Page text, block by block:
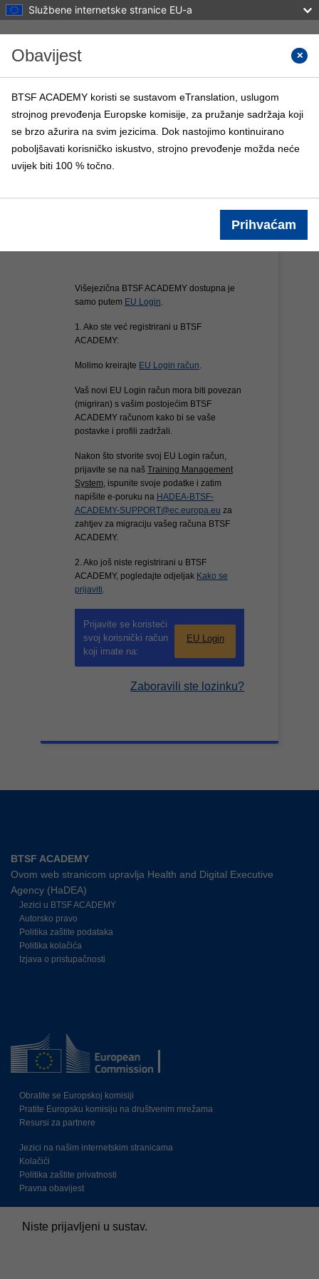
Službene internetske stranice EU-a
Tražite
BTSF ACADEMY
Naslovnica BTSF tečajevi Info
Višejezična BTSF ACADEMY dostupna je
samo putem EU Login.
1. Ako ste već registrirani u BTSF
ACADEMY:
Molimo kreirajte EU Login račun.
Vaš novi EU Login račun mora biti povezan
(migriran) s vašim postojećim BTSF
ACADEMY računom kako bi se vaše
postavke i profili zadržali.
Nakon što stvorite svoj EU Login račun,
prijavite se na naš Training Management
System, ispunite svoje podatke i zatim
napišite e-poruku na HADEA-BTSF-
ACADEMY-SUPPORT@ec.europa.eu za
zahtjev za migraciju vašeg računa BTSF
ACADEMY.
2. Ako još niste registrirani u BTSF
ACADEMY, pogledajte odjeljak Kako se
prijaviti.
Prijavite se koristeći
svoj korisnički račun
koji imate na:
EU Login
Zaboravili ste lozinku?
BTSF ACADEMY
Ovom web stranicom upravlja Health and Digital Executive
Agency (HaDEA)
Jezici u BTSF ACADEMY
Autorsko pravo
Politika zaštite podataka
Politika kolačića
Izjava o pristupačnosti
Obratite se Europskoj komisiji
Pratite Europsku komisiju na društvenim mrežama
Resursi za partnere
Jezici na našim internetskim stranicama
Kolačići
Politika zaštite privatnosti
Pravna obavijest
Niste prijavljeni u sustav.
Obavijest
BTSF ACADEMY koristi se sustavom eTranslation, uslugom
strojnog prevođenja Europske komisije, za pružanje sadržaja koji
se brzo ažurira na svim jezicima. Dok nastojimo kontinuirano
poboljšavati korisničko iskustvo, strojno prevođenje možda neće
uvijek biti 100 % točno.
Prihvaćam